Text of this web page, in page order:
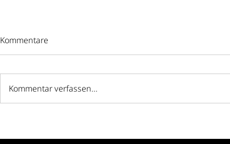
Kommentare
Kommentar verfassen...